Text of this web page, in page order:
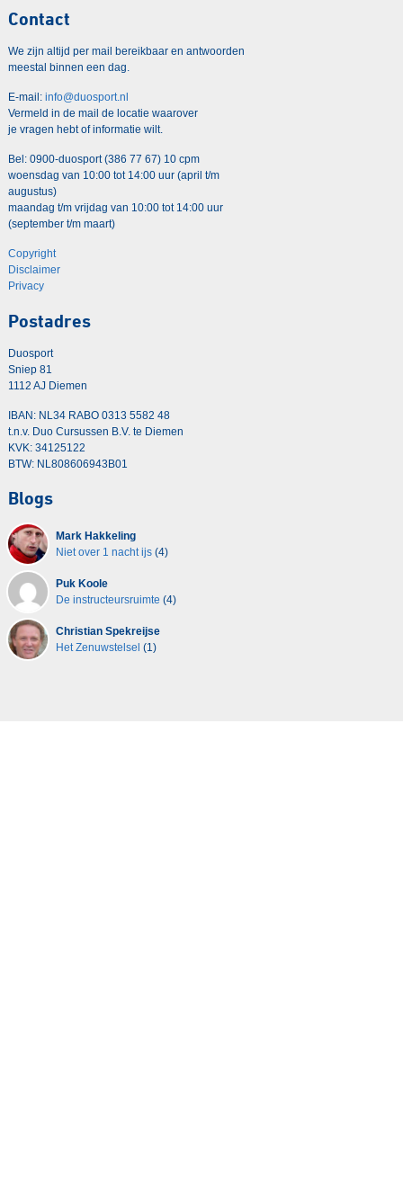
Contact
We zijn altijd per mail bereikbaar en antwoorden
meestal binnen een dag.
E-mail: info@duosport.nl
Vermeld in de mail de locatie waarover
je vragen hebt of informatie wilt.
Bel: 0900-duosport (386 77 67) 10 cpm
woensdag van 10:00 tot 14:00 uur (april t/m
augustus)
maandag t/m vrijdag van 10:00 tot 14:00 uur
(september t/m maart)
Copyright
Disclaimer
Privacy
Postadres
Duosport
Sniep 81
1112 AJ Diemen
IBAN: NL34 RABO 0313 5582 48
t.n.v. Duo Cursussen B.V. te Diemen
KVK: 34125122
BTW: NL808606943B01
Blogs
Mark Hakkeling
Niet over 1 nacht ijs(4)
Puk Koole
De instructeursruimte (4)
Christian Spekreijse
Het Zenuwstelsel (1)